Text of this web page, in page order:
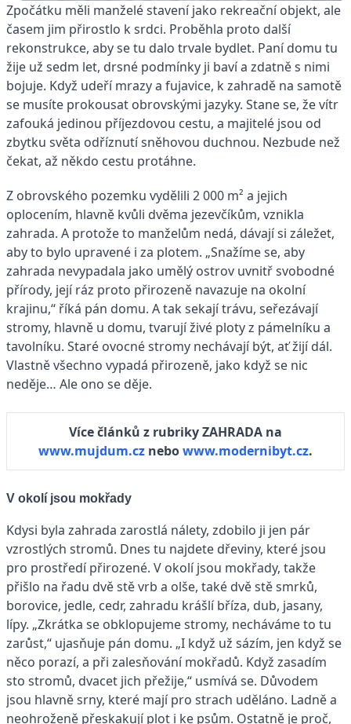
Zpočátku měli manželé stavení jako rekreační objekt, ale
časem jim přirostlo k srdci. Proběhla proto další
rekonstrukce, aby se tu dalo trvale bydlet. Paní domu tu
žije už sedm let, drsné podmínky ji baví a zdatně s nimi
bojuje. Když udeří mrazy a fujavice, k zahradě na samotě
se musíte prokousat obrovskými jazyky. Stane se, že vítr
zafouká jedinou příjezdovou cestu, a majitelé jsou od
zbytku světa odříznutí sněhovou duchnou. Nezbude než
čekat, až někdo cestu protáhne.
Z obrovského pozemku vydělili 2 000 m² a jejich
oplocením, hlavně kvůli dvěma jezevčíkům, vznikla
zahrada. A protože to manželům nedá, dávají si záležet,
aby to bylo upravené i za plotem. „Snažíme se, aby
zahrada nevypadala jako umělý ostrov uvnitř svobodné
přírody, její ráz proto přirozeně navazuje na okolní
krajinu,“ říká pán domu. A tak sekají trávu, seřezávají
stromy, hlavně u domu, tvarují živé ploty z pámelníku a
tavolníku. Staré ovocné stromy nechávají být, ať žijí dál.
Vlastně všechno vypadá přirozeně, jako když se nic
neděje… Ale ono se děje.
Více článků z rubriky ZAHRADA na
www.mujdum.cz nebowww.modernibyt.cz.
V okolí jsou mokřady
Kdysi byla zahrada zarostlá nálety, zdobilo ji jen pár
vzrostlých stromů. Dnes tu najdete dřeviny, které jsou
pro prostředí přirozené. V okolí jsou mokřady, takže
přišlo na řadu dvě stě vrb a olše, také dvě stě smrků,
borovice, jedle, cedr, zahradu krášlí bříza, dub, jasany,
lípy. „Zkrátka se obklopujeme stromy, necháváme to tu
zarůst,“ ujasňuje pán domu. „I když už sázím, jen když se
něco porazí, a při zalesňování mokřadů. Když zasadím
sto stromů, dvacet jich přežije,“ usmívá se. Důvodem
jsou hlavně srny, které mají pro strach uděláno. Ladně a
neohroženě přeskakují plot i ke psům. Ostatně je proč,